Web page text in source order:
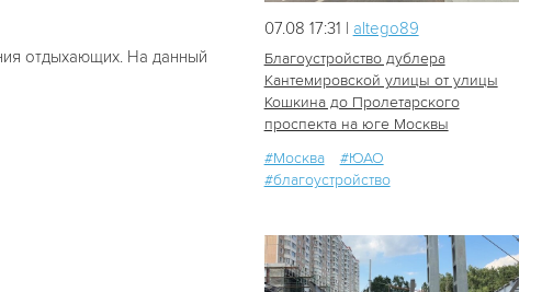
отдыхающих. На данный
28
07.08 17:31 | altego89
Благоустройство дублера
Кантемировской улицы от улицы
Кошкина до Пролетарского
проспекта на юге Москвы
#Москва
#ЮАО
#благоустройство